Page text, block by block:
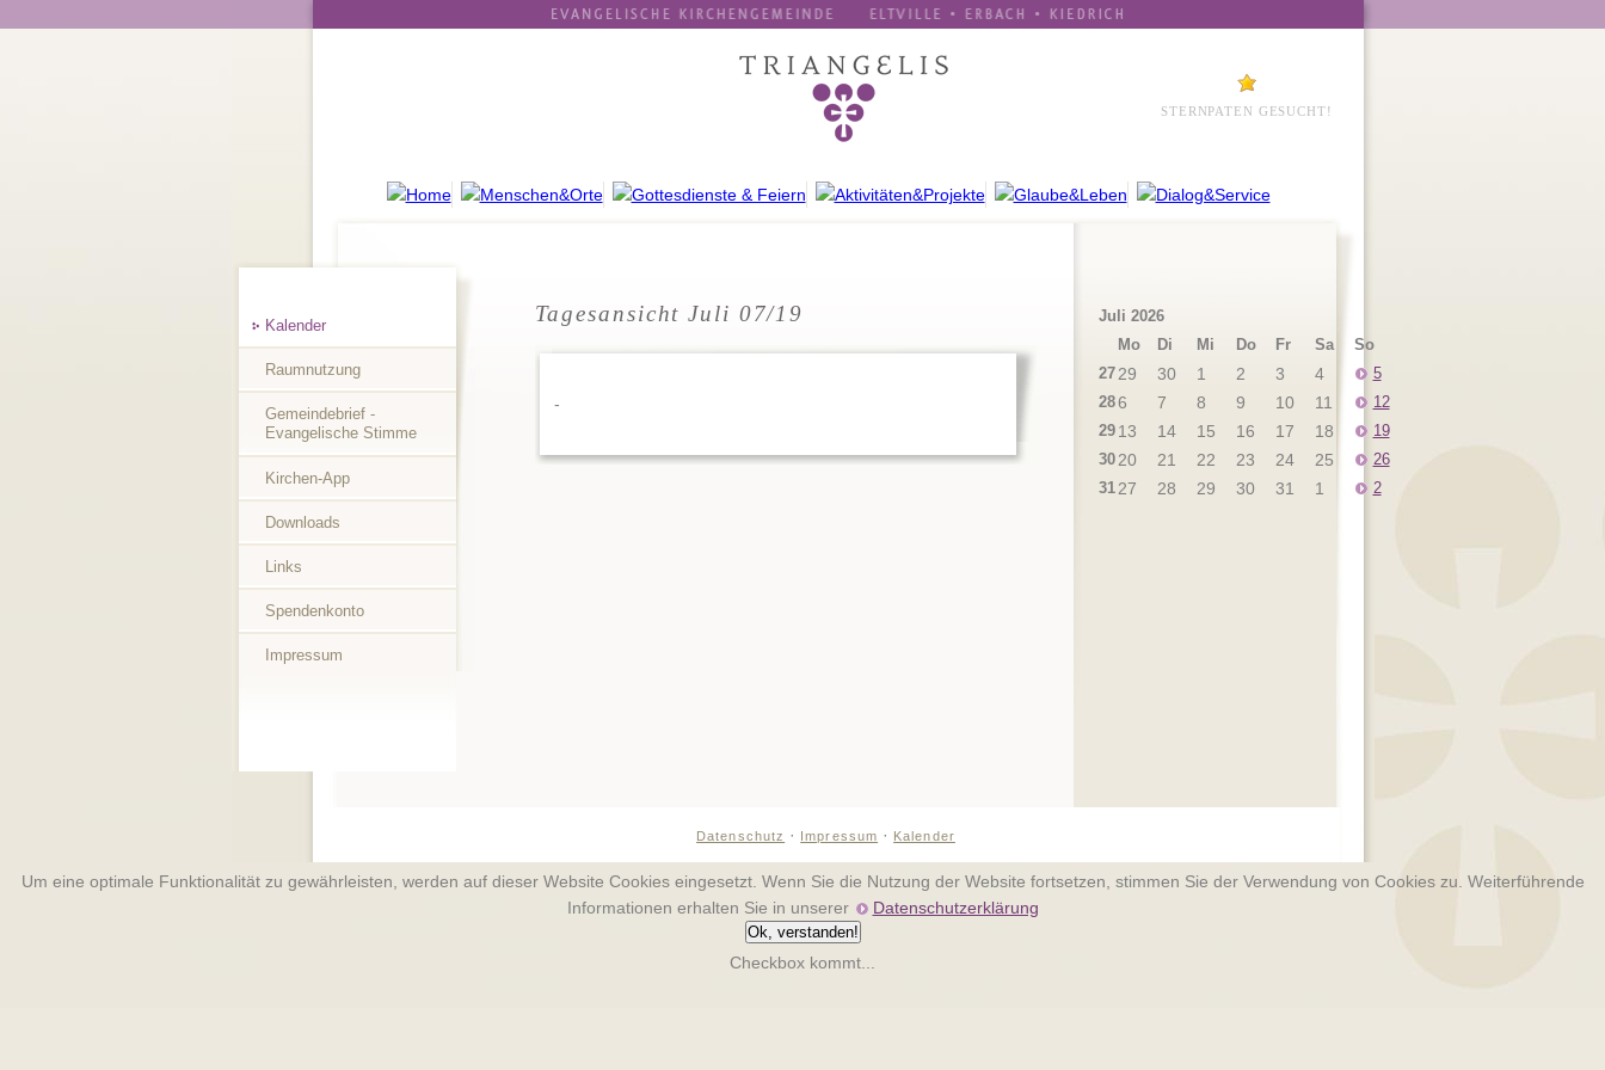
STERNPATEN GESUCHT!
Kalender
Raumnutzung
Gemeindebrief -
Evangelische Stimme
Kirchen-App
Downloads
Links
Spendenkonto
Impressum
Tagesansicht Juli 07/19
-
Juli 2026
Mo
Di Mi Do Fr Sa
So
27 29 30 1 2 3 4
5
286 7 8 9 10 11
12
29 13 14 15 16 17 18
19
30 20 21 22 23 24 25
26
31 27 28 29 30 31 1 2
Datenschutz · Impressum · Kalender
Um eine optimale Funktionalität zu gewährleisten, werden auf dieser Website Cookies eingesetzt. Wenn Sie die Nutzung der Website fort­setzen, stimmen Sie der Verwendung von Cookies zu. Weiterführende
Informationen erhalten Sie in unserer
Datenschutzerklärung
Ok, verstanden!
Checkbox kommt...